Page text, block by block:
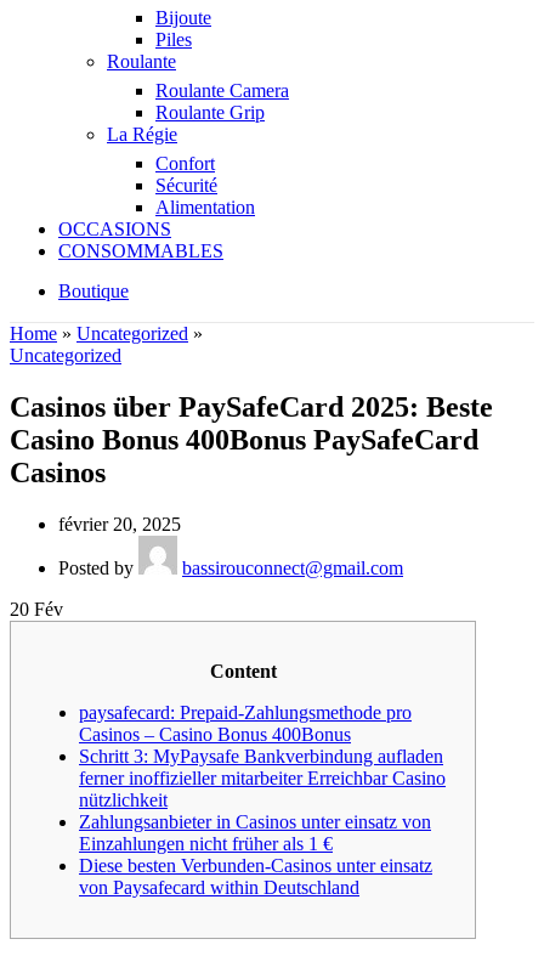
Bijoute
Piles
Roulante
Roulante Camera
Roulante Grip
La Régie
Confort
Sécurité
Alimentation
OCCASIONS
CONSOMMABLES
Boutique
Home » Uncategorized »
Uncategorized
Casinos über PaySafeCard 2025: Beste
Casino Bonus 400Bonus PaySafeCard
Casinos
février 20, 2025
Posted by
bassirouconnect@gmail.com
20 Fév
Content
paysafecard: Prepaid-Zahlungsmethode pro
Casinos – Casino Bonus 400Bonus
Schritt 3: MyPaysafe Bankverbindung aufladen
ferner inoffizieller mitarbeiter Erreichbar Casino
nützlichkeit
Zahlungsanbieter in Casinos unter einsatz von
Einzahlungen nicht früher als 1 €
Diese besten Verbunden-Casinos unter einsatz
von Paysafecard within Deutschland